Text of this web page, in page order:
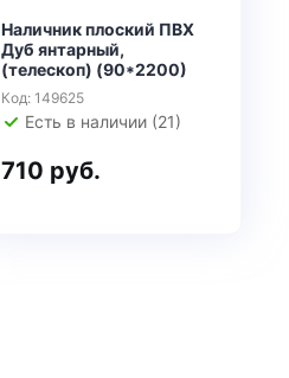
Наличник плоский ПВХ
Дуб янтарный,
(телескоп) (90*2200)
Код: 149625
Есть в наличии (21)
710 руб.